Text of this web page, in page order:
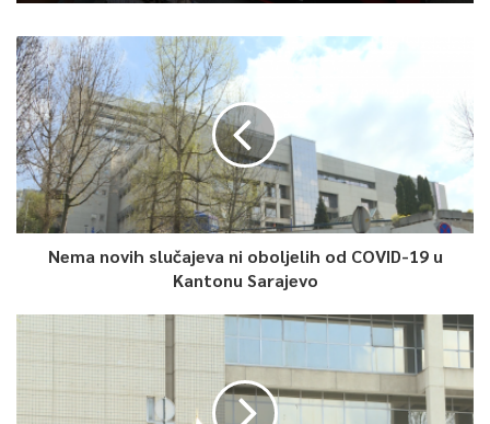
Nema novih slučajeva ni oboljelih od COVID-19 u
Kantonu Sarajevo